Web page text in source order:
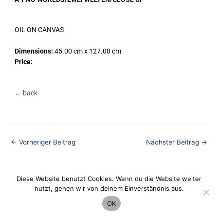
OIL ON CANVAS
Dimensions: 45.00 cm x 127.00 cm
Price:
← back
← Vorheriger Beitrag Nächster Beitrag →
Datenschutz
Diese Website benutzt Cookies. Wenn du die Website weiter
nutzt, gehen wir von deinem Einverständnis aus.
OK